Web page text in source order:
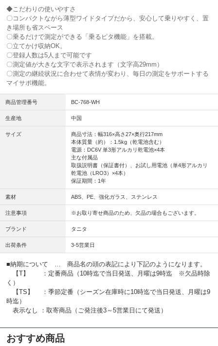
◆こだわりの使いやすさ
〇コンパクトながら薄型ワイドタイプだから、安心して乗りやすく、置
き場所も省スペース
〇乗るだけで測定ができる「乗るピタ機能」を搭載。
〇立てかけ収納OK。
〇登録人数は5人まで可能です
〇測定値が大きな文字で表示されます（文字高29mm）
〇測定の継続状況に合わせて表情が変わり、毎日の測定をサポートする
マイサポ機能。
商品管理番号 BC-768-WH
生産地 中国
サイズ
商品寸法：幅316×高さ27×奥行217mm
本体質量（約）：1.5kg（乾電池含む）
電源：DC6V 単3形アルカリ乾電池×4本
主な付属品
取扱説明書（保証書付）、お試し用電池（単4形アルカリ
乾電池（LRO3）×4本）
保証期間：1年
素材 ABS、PE、強化ガラス、ステンレス
注意事項 ※お取り寄せ商品のため、欠品の場合もございます。
ブランド タニタ
出荷条件 3-5営業日
■納期について … 商品名の頭の表記により下記のようになります。
【T】 ：定番商品（10時迄で当日発送、月曜は9時迄 ※欠品時除
く）
【TS】 ：季節定番（シーズン在庫時に10時迄で当日発送、月曜は9
時迄）
表示なし ：取寄商品（ご発注後3～5営業日にて発送）
おすすめ商品